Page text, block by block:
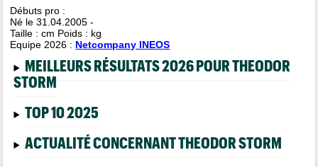
Débuts pro :
Né le 31.04.2005 -
Taille :cm Poids : kg
Equipe 2026 : Netcompany INEOS
MEILLEURS RÉSULTATS 2026 POUR THEODOR
STORM
TOP 10 2025
ACTUALITÉ CONCERNANT THEODOR STORM